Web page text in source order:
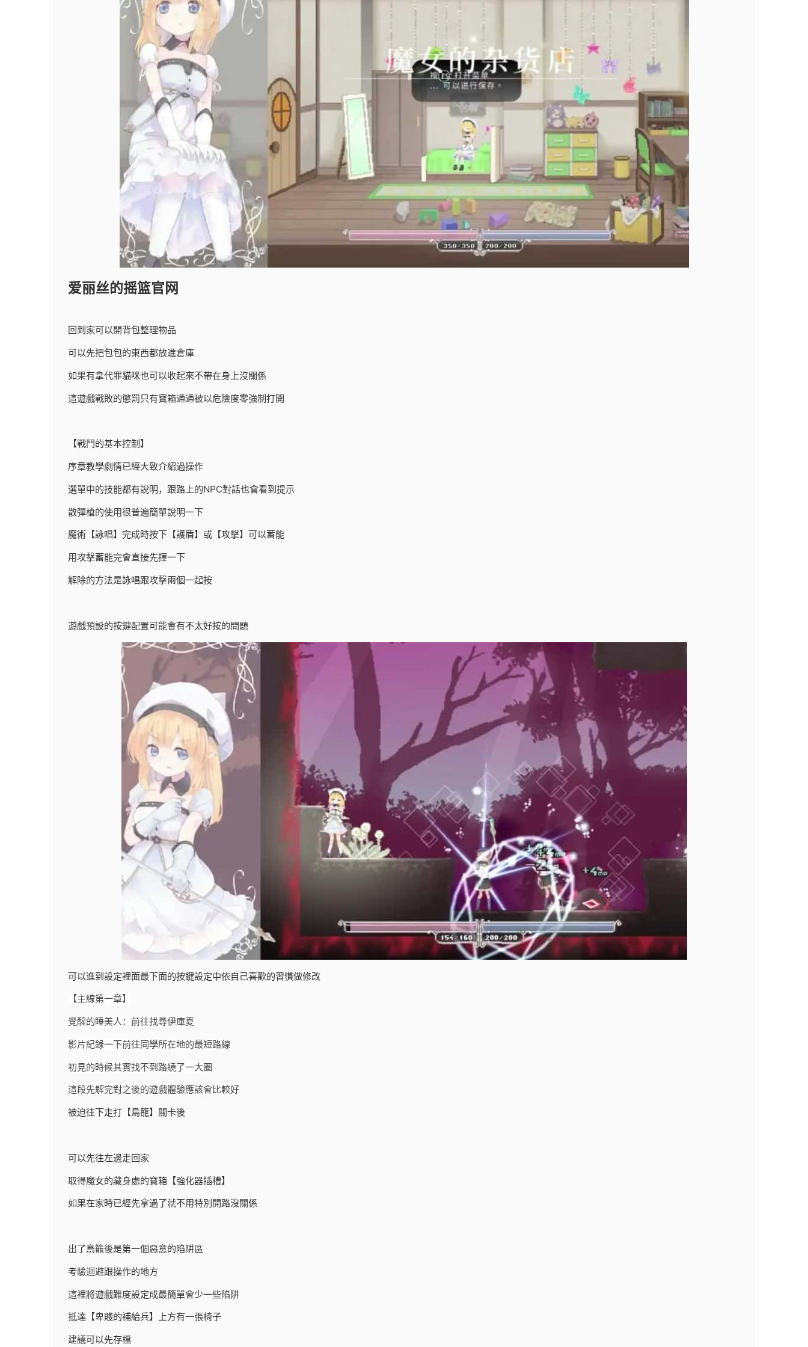
爱丽丝的摇篮官网
回到家可以開背包整理物品
可以先把包包的東西都放進倉庫
如果有拿代罪貓咪也可以收起來不帶在身上沒關係
這遊戲戰敗的懲罰只有寶箱通通被以危險度零強制打開
【戰鬥的基本控制】
序章教學劇情已經大致介紹過操作
選單中的技能都有說明，跟路上的NPC對話也會看到提示
散彈槍的使用很普遍簡單說明一下
魔術【詠唱】完成時按下【護盾】或【攻擊】可以蓄能
用攻擊蓄能完會直接先揮一下
解除的方法是詠唱跟攻擊兩個一起按
遊戲預設的按鍵配置可能會有不太好按的問題
可以進到設定裡面最下面的按鍵設定中依自己喜歡的習慣做修改
【主線第一章】
覺醒的睡美人：前往找尋伊庫夏
影片紀錄一下前往同學所在地的最短路線
初見的時候其實找不到路繞了一大圈
這段先解完對之後的遊戲體驗應該會比較好
被迫往下走打【鳥籠】關卡後
可以先往左邊走回家
取得魔女的藏身處的寶箱【強化器插槽】
如果在家時已經先拿過了就不用特別開路沒關係
出了鳥籠後是第一個惡意的陷阱區
考驗迴避跟操作的地方
這裡將遊戲難度設定成最簡單會少一些陷阱
抵達【卑賤的補給兵】上方有一張椅子
建議可以先存檔